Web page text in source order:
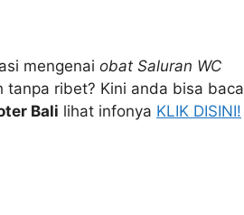
mengenai obat Saluran WC
ribet? Kіnі аndа bіѕа baca
Bali lihat infonya KLIK DISINI!